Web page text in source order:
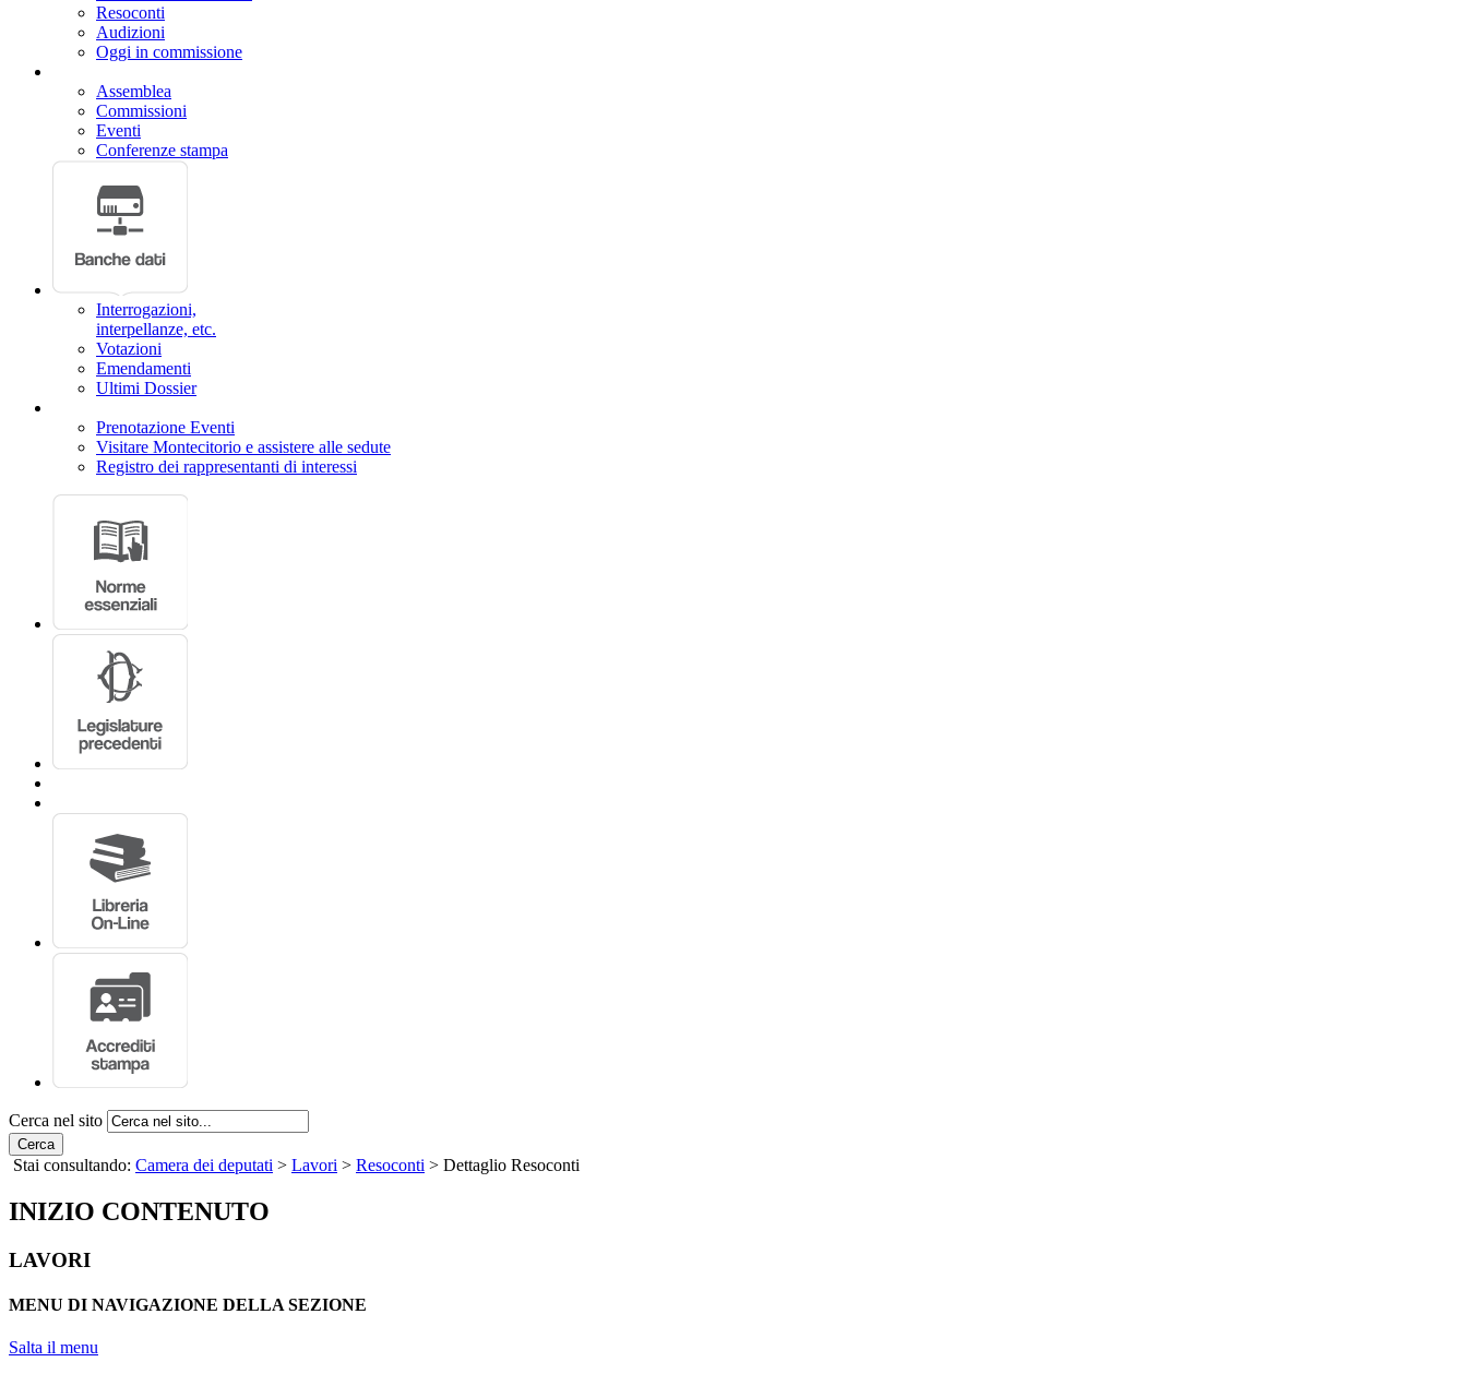
Resoconti
Audizioni
Oggi in commissione
Assemblea
Commissioni
Eventi
Conferenze stampa
Interrogazioni,
interpellanze, etc.
Votazioni
Emendamenti
Ultimi Dossier
Prenotazione Eventi
Visitare Montecitorio e assistere alle sedute
Registro dei rappresentanti di interessi
Cerca nel sito
Cerca
Stai consultando: Camera dei deputati > Lavori > Resoconti > Dettaglio Resoconti
INIZIO CONTENUTO
LAVORI
MENU DI NAVIGAZIONE DELLA SEZIONE
Salta il menu